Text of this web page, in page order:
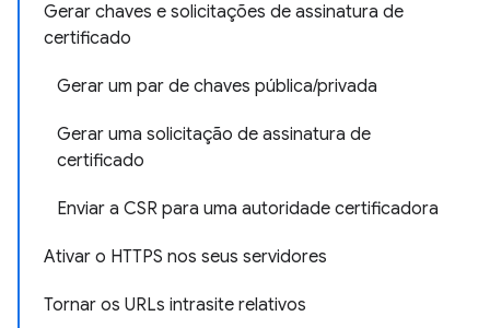
Gerar chaves e solicitações de assinatura de
certificado
Gerar um par de chaves pública/privada
Gerar uma solicitação de assinatura de
certificado
Enviar a CSR para uma autoridade certificadora
Ativar o HTTPS nos seus servidores
Tornar os URLs intrasite relativos